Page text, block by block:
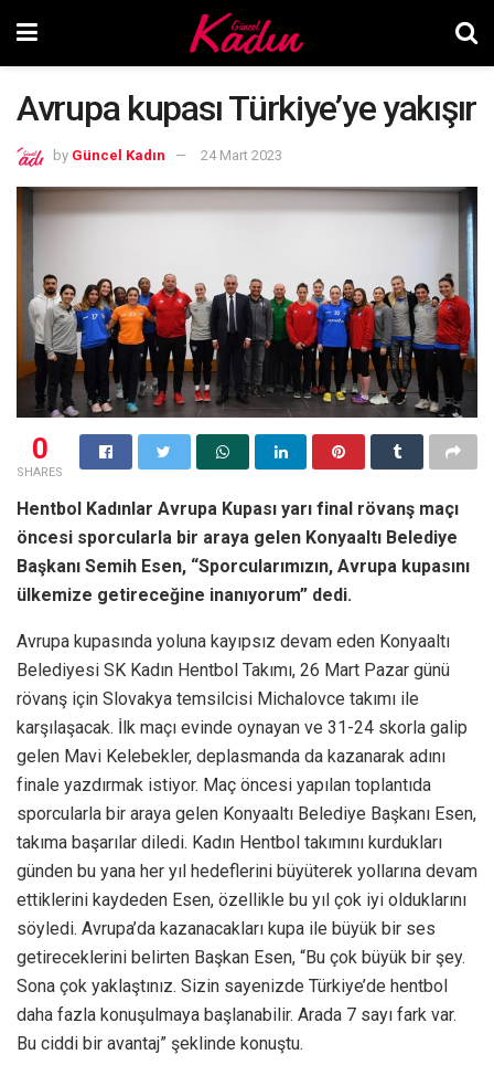
Avrupa kupası Türkiye’ye yakışır
by Güncel Kadın 24 Mart 2023
0
SHARES
Hentbol Kadınlar Avrupa Kupası yarı final rövanş maçı
öncesi sporcularla bir araya gelen Konyaaltı Belediye
Başkanı Semih Esen, “Sporcularımızın, Avrupa kupasını
ülkemize getireceğine inanıyorum” dedi.
Avrupa kupasında yoluna kayıpsız devam eden Konyaaltı
Belediyesi SK Kadın Hentbol Takımı, 26 Mart Pazar günü
rövanş için Slovakya temsilcisi Michalovce takımı ile
karşılaşacak. İlk maçı evinde oynayan ve 31-24 skorla galip
gelen Mavi Kelebekler, deplasmanda da kazanarak adını
finale yazdırmak istiyor. Maç öncesi yapılan toplantıda
sporcularla bir araya gelen Konyaaltı Belediye Başkanı Esen,
takıma başarılar diledi. Kadın Hentbol takımını kurdukları
günden bu yana her yıl hedeflerini büyüterek yollarına devam
ettiklerini kaydeden Esen, özellikle bu yıl çok iyi olduklarını
söyledi. Avrupa’da kazanacakları kupa ile büyük bir ses
getireceklerini belirten Başkan Esen, “Bu çok büyük bir şey.
Sona çok yaklaştınız. Sizin sayenizde Türkiye’de hentbol
daha fazla konuşulmaya başlanabilir. Arada 7 sayı fark var.
Bu ciddi bir avantaj” şeklinde konuştu.